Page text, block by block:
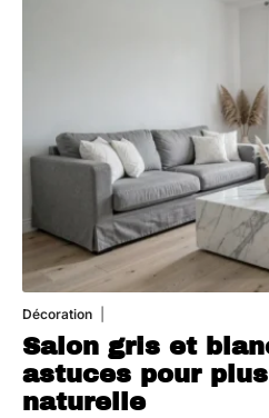
Décoration
Salon gris et
astuces pour
naturelle